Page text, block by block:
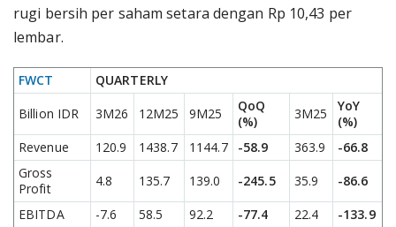
rugi bersih per saham setara dengan Rp 10,43 per
lembar.
FWCT
QUARTERLY
Billion IDR
3M26 12M25 9M25
QoQ
(%)
3M25
YoY
(%)
Revenue
120.9 1438.7 1144.7 -58.9 363.9
-66.8
Gross
Profit
4.8 135.7 139.0 -245.5 35.9
-86.6
EBITDA
-7.6 58.5 92.2 -77.4 22.4
-133.9